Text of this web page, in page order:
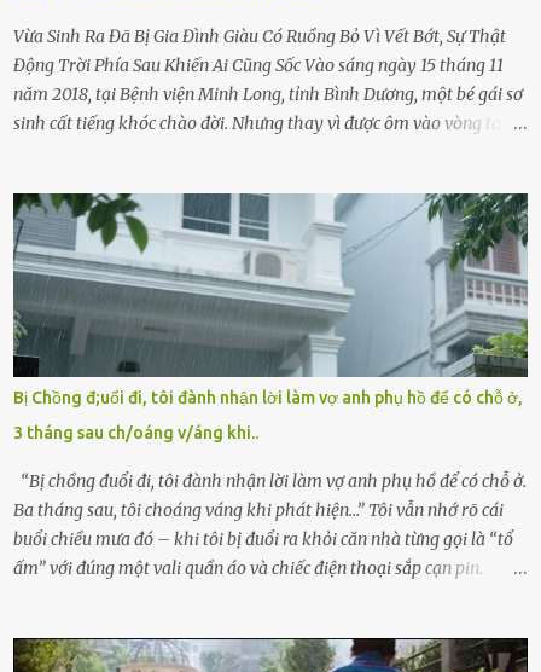
Vừa Sinh Ra Đã Bị Gia Đình Giàu Có Ruồng Bỏ Vì Vết Bớt, Sự Thật
Động Trời Phía Sau Khiến Ai Cũng Sốc Vào sáng ngày 15 tháng 11
năm 2018, tại Bệnh viện Minh Long, tỉnh Bình Dương, một bé gái sơ
sinh cất tiếng khóc chào đời. Nhưng thay vì được ôm vào vòng tay
hảo, địa vị cao sang của ông Trần Quốc Tùng xem như điềm gở. Ông
Tùng, một doanh nhân quyền lực có tiếng ở Bình Dương, cùng vợ là
bà Đỗ Thị Nga, lập tức ra quyết định nhẫn tâm: bỏ lại đứa trẻ. Họ
viện cớ “không đủ khả năng nuôi dưỡng” và ký vào giấy từ chối
quyền giám hộ, yêu cầu bệnh viện xử lý bé như một trường hợp bị
bỏ rơi. Trong khi ấy, con gái ruột của họ – Trần Lệ Mi – vẫn đang
mê man sau sinh, hoàn toàn không hay biết chuyện gì xảy ra.
Thiếu úy Nguyễn Thị Mai, một nữ cảnh sát công tác tại địa phương,
tình cờ chứng kiến giây phút bé bị đưa đi trong lặng lẽ. Nét mặt đỏ
hỏn, bàn tay bé xíu co quắp, ...
Bị Chồng đ;uổi đi, tôi đành nhận lời làm vợ anh phụ hồ để có chỗ ở,
3 tháng sau ch/oáng v/áng khi..
“Bị chồng đuổi đi, tôi đành nhận lời làm vợ anh phụ hồ để có chỗ ở.
Ba tháng sau, tôi choáng váng khi phát hiện…” Tôi vẫn nhớ rõ cái
buổi chiều mưa đó – khi tôi bị đuổi ra khỏi căn nhà từng gọi là “tổ
ấm” với đúng một vali quần áo và chiếc điện thoại sắp cạn pin.
cưới cô để có con. Không phải để nuôi một cái thân bất tài chỉ biết